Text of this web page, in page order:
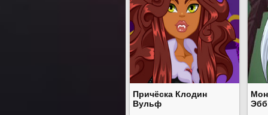
Причёска Клодин
Вульф